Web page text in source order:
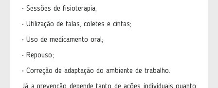
• Sessões de fisioterapia;
• Utilização de talas, coletes e cintas;
• Uso de medicamento oral;
• Repouso;
• Correção de adaptação do ambiente de trabalho.